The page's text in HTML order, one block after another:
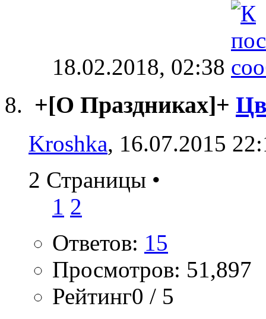
18.02.2018, 02:38
+[О Праздниках]+
Kroshka, 16.07.2015
2 Страницы •
1 2
Ответов: 15
Просмотров: 51,897
Рейтинг0 / 5